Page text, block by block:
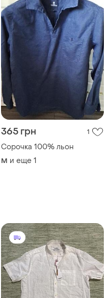
365 грн 1
Сорочка 100% льон
M и еще 1